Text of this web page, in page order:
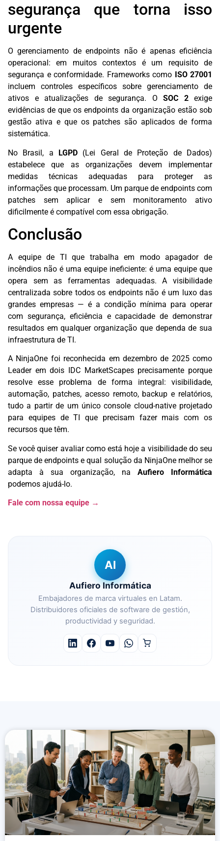
segurança que torna isso
urgente
O gerenciamento de endpoints não é apenas eficiência
operacional: em muitos contextos é um requisito de
segurança e conformidade. Frameworks como ISO 27001
incluem controles específicos sobre gerenciamento de
ativos e atualizações de segurança. O SOC 2exige
evidências de que os endpoints da organização estão sob
gestão ativa e que os patches são aplicados de forma
sistemática.
No Brasil, a LGPD (Lei Geral de Proteção de Dados)
estabelece que as organizações devem implementar
medidas técnicas adequadas para proteger as
informações que processam. Um parque de endpoints com
patches sem aplicar e sem monitoramento ativo
dificilmente é compatível com essa obrigação.
Conclusão
A equipe de TI que trabalha em modo apagador de
incêndios não é uma equipe ineficiente: é uma equipe que
opera sem as ferramentas adequadas. A visibilidade
centralizada sobre todos os endpoints não é um luxo das
grandes empresas — é a condição mínima para operar
com segurança, eficiência e capacidade de demonstrar
resultados em qualquer organização que dependa de sua
infraestrutura de TI.
A NinjaOne foi reconhecida em dezembro de 2025 como
Leader em dois IDC MarketScapes precisamente porque
resolve esse problema de forma integral: visibilidade,
automação, patches, acesso remoto, backup e relatórios,
tudo a partir de um único console cloud-native projetado
para equipes de TI que precisam fazer mais com os
recursos que têm.
Se você quiser avaliar como está hoje a visibilidade do seu
parque de endpoints e qual solução da NinjaOne melhor se
adapta à sua organização, na Aufiero Informática
podemos ajudá-lo.
Fale com nossa equipe →
AI
Aufiero Informática
Embajadores de marca virtuales en Latam.
Distribuidores oficiales de software de gestión,
productividad y seguridad.